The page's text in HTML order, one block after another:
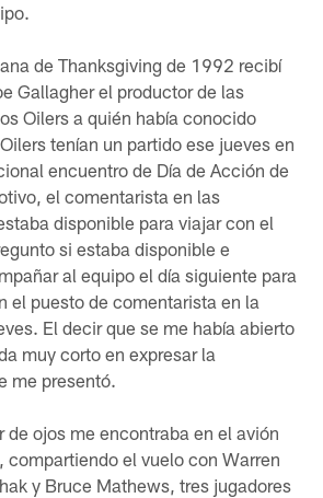
de Thanksgiving de 1992 recibí
Gallagher el productor de las
Oilers a quién había conocido
tenían un partido ese jueves en
encuentro de Día de Acción de
el comentarista en las
disponible para viajar con el
si estaba disponible e
al equipo el día siguiente para
el puesto de comentarista en la
El decir que se me había abierto
muy corto en expresar la
me presentó.
de ojos me encontraba en el avión
compartiendo el vuelo con Warren
y Bruce Mathews, tres jugadores